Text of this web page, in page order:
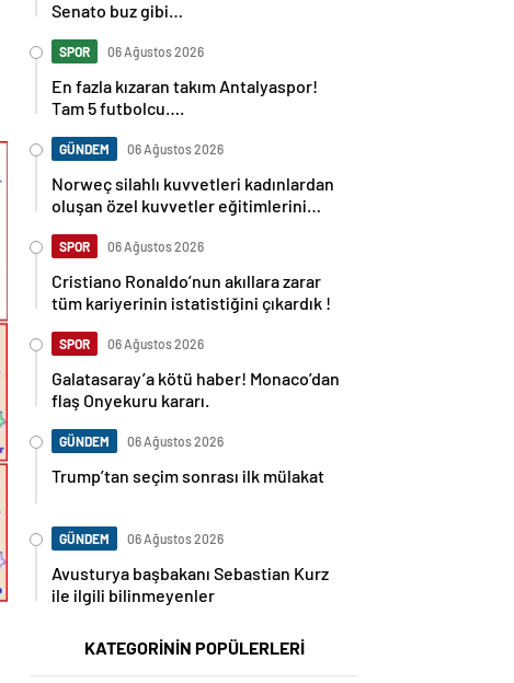
Senato buz gibi…
SPOR 06 Ağustos 2026
En fazla kızaran takım Antalyaspor!
Tam 5 futbolcu….
GÜNDEM 06 Ağustos 2026
Norweç silahlı kuvvetleri kadınlardan
oluşan özel kuvvetler eğitimlerini
SPOR 06 Ağustos 2026
Cristiano Ronaldo’nun akıllara zarar
tüm kariyerinin istatistiğini çıkardık !
SPOR 06 Ağustos 2026
Galatasaray’a kötü haber! Monaco’dan
flaş Onyekuru kararı.
GÜNDEM 06 Ağustos 2026
Trump’tan seçim sonrası ilk mülakat
GÜNDEM 06 Ağustos 2026
Avusturya başbakanı Sebastian Kurz
ile ilgili bilinmeyenler
KATEGORİNİN POPÜLERLERİ